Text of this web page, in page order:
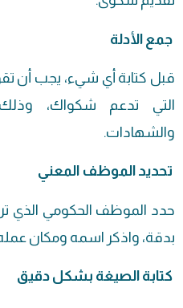
جمع الأدلة
قبل كتابة أي شيء، يجب أن
التي تدعم شكواك، وذلك
والشهادات.
تحديد الموظف المعني
حدد الموظف الحكومي الذي
بدقة، واذكر اسمه ومكان
كتابة الصيغة بشكل دقيق